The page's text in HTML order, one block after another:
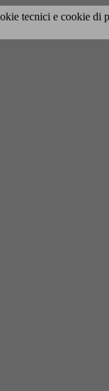
tecnici e cookie di